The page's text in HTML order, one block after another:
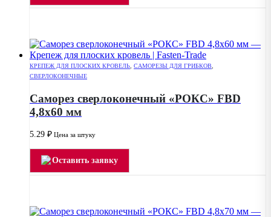
КРЕПЕЖ ДЛЯ ПЛОСКИХ КРОВЕЛЬ САМОРЕЗЫ ДЛЯ ГРИБКОВ
СВЕРЛОКОНЕЧНЫЕ
Саморез сверлоконечный «РОКС» FBD
4,8х60 мм
5.29 ₽ Цена за штуку
Оставить заявку